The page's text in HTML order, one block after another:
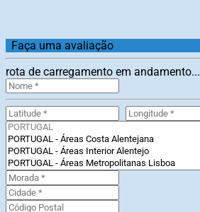
Faça uma avaliação
rota de carregamento em andamento...